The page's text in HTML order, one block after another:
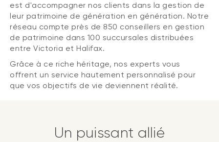
est d'accompagner nos clients dans la gestion de
leur patrimoine de génération en génération. Notre
réseau compte près de 850 conseillers en gestion
de patrimoine dans 100 succursales distribuées
entre Victoria et Halifax.
Grâce à ce riche héritage, nos experts vous
offrent un service hautement personnalisé pour
que vos objectifs de vie deviennent réalité.
Un puissant allié